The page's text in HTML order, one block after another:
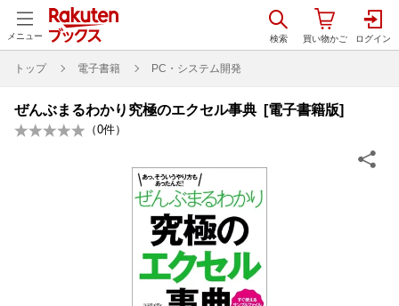
メニュー
トップ 電子書籍 PC・システム開発
ぜんぶまるわかり究極のエクセル事典 [電子書籍版]
（0件）